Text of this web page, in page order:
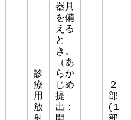
診
療
用
放
射
器具
を備
える
と
き。
（あ
らか
じめ
提
出：
開
２
部
(１
部